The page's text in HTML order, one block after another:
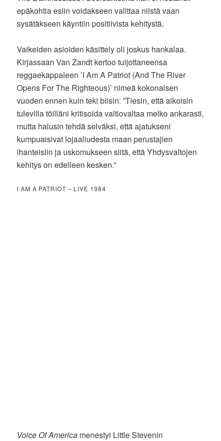
epäkohtia esiin voidakseen valittaa niistä vaan
sysätäkseen käyntiin positiivista kehitystä.
Vaikeiden asioiden käsittely oli joskus hankalaa.
Kirjassaan Van Zandt kertoo tuijottaneensa
reggaekappaleen ’I Am A Patriot (And The River
Opens For The Righteous)’ nimeä kokonaisen
vuoden ennen kuin teki biisin: ”Tiesin, että aikoisin
tulevilla töilläni kritisoida valtiovaltaa melko ankarasti,
mutta halusin tehdä selväksi, että ajatukseni
kumpuaisivat lojaaliudesta maan perustajien
ihanteisiin ja uskomukseen siitä, että Yhdysvaltojen
kehitys on edelleen kesken.”
I AM A PATRIOT – LIVE 1984
Voice Of America menestyi Little Stevenin